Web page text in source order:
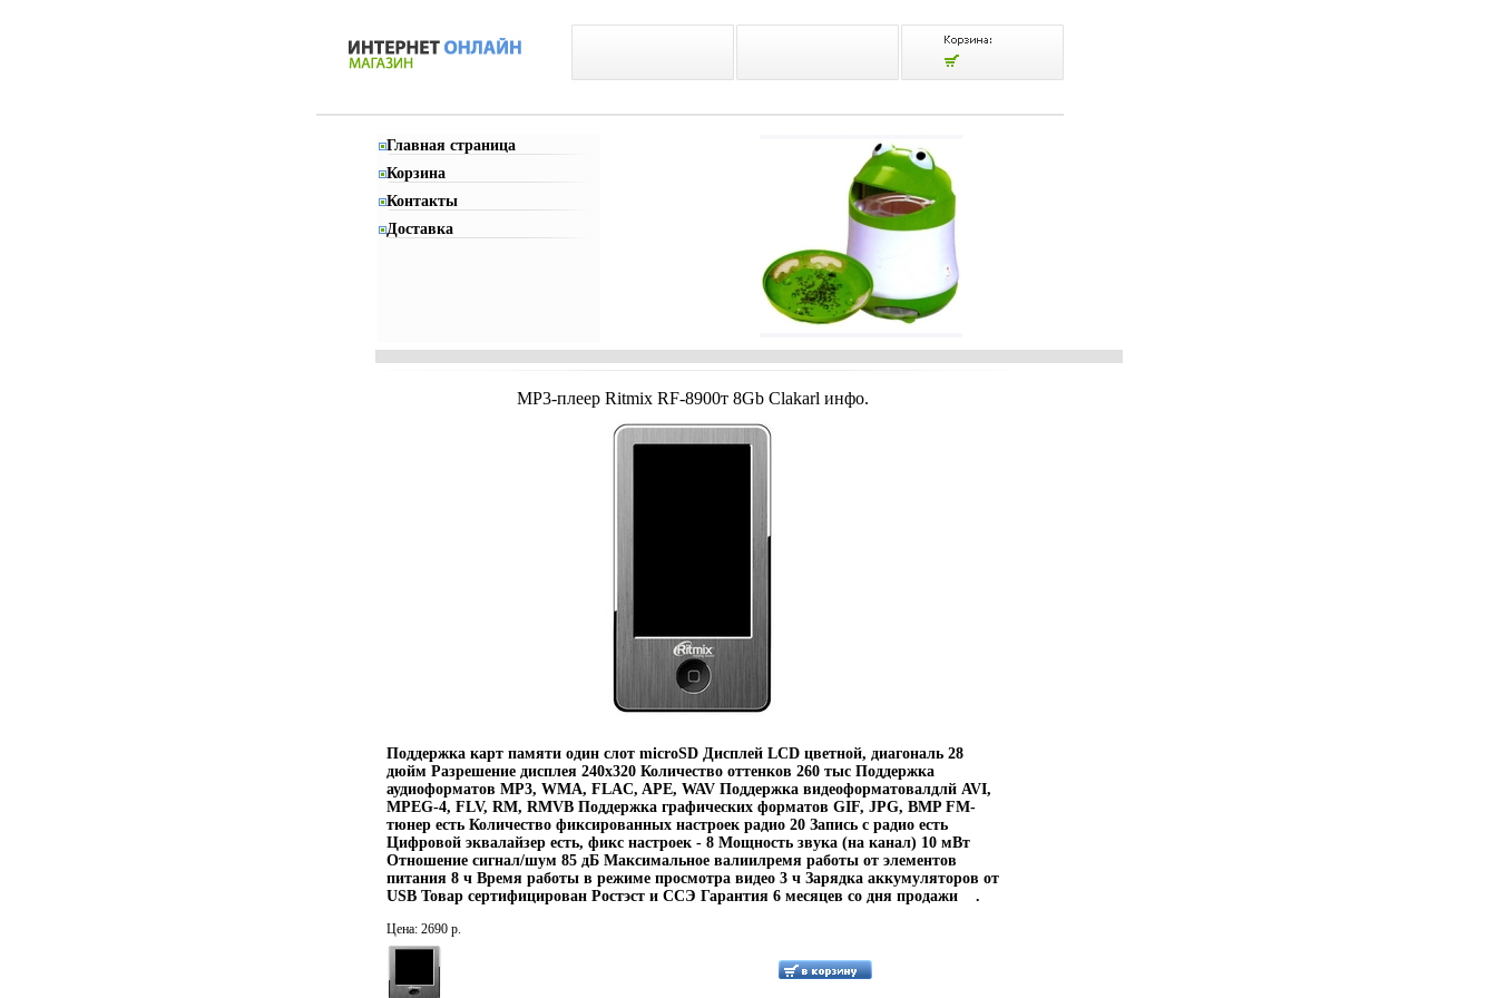
Главная страница
Корзина
Контакты
Доставка
MP3-плеер Ritmix RF-8900т 8Gb Clakarl инфо.
Поддержка карт памяти один слот microSD Дисплей LCD цветной, диагональ 28
дюйм Разрешение дисплея 240x320 Количество оттенков 260 тыс Поддержка
аудиоформатов MP3, WMA, FLAC, APE, WAV Поддержка видеоформатовалдлй AVI,
MPEG-4, FLV, RM, RMVB Поддержка графических форматов GIF, JPG, BMP FM-
тюнер есть Количество фиксированных настроек радио 20 Запись с радио есть
Цифровой эквалайзер есть, фикс настроек - 8 Мощность звука (на канал) 10 мВт
Отношение сигнал/шум 85 дБ Максимальное валиилремя работы от элементов
питания 8 ч Время работы в режиме просмотра видео 3 ч Зарядка аккумуляторов от
USB Товар сертифицирован Ростэст и ССЭ Гарантия 6 месяцев со дня продажи .
Цена: 2690 р.